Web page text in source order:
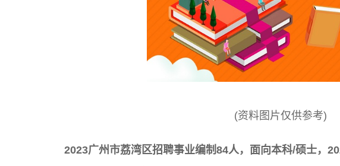
(资料图片仅供参考)
2023广州市荔湾区招聘事业编制84人，面向本科/硕士，2